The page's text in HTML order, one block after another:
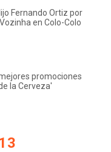
Fernando Ortiz por
en Colo-Colo
promociones
la Cerveza'